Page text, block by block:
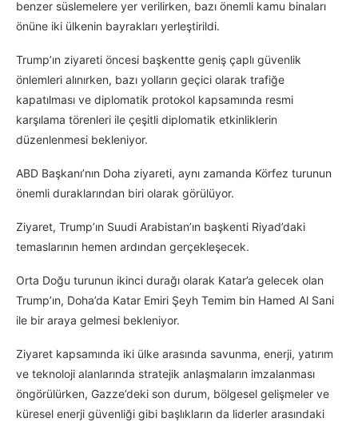
benzer süslemelere yer verilirken, bazı önemli kamu binaları
önüne iki ülkenin bayrakları yerleştirildi.
Trump’ın ziyareti öncesi başkentte geniş çaplı güvenlik
önlemleri alınırken, bazı yolların geçici olarak trafiğe
kapatılması ve diplomatik protokol kapsamında resmi
karşılama törenleri ile çeşitli diplomatik etkinliklerin
düzenlenmesi bekleniyor.
ABD Başkanı’nın Doha ziyareti, aynı zamanda Körfez turunun
önemli duraklarından biri olarak görülüyor.
Ziyaret, Trump’ın Suudi Arabistan’ın başkenti Riyad’daki
temaslarının hemen ardından gerçekleşecek.
Orta Doğu turunun ikinci durağı olarak Katar’a gelecek olan
Trump’ın, Doha’da Katar Emiri Şeyh Temim bin Hamed Al Sani
ile bir araya gelmesi bekleniyor.
Ziyaret kapsamında iki ülke arasında savunma, enerji, yatırım
ve teknoloji alanlarında stratejik anlaşmaların imzalanması
öngörülürken, Gazze’deki son durum, bölgesel gelişmeler ve
küresel enerji güvenliği gibi başlıkların da liderler arasındaki